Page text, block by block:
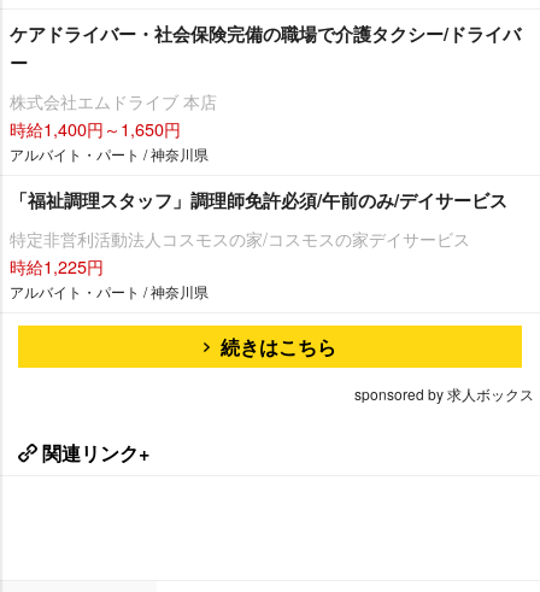
ケアドライバー・社会保険完備の職場で介護タクシー/ドライバ
ー
株式会社エムドライブ 本店
時給1,400円～1,650円
アルバイト・パート / 神奈川県
「福祉調理スタッフ」調理師免許必須/午前のみ/デイサービス
特定非営利活動法人コスモスの家/コスモスの家デイサービス
時給1,225円
アルバイト・パート / 神奈川県
続きはこちら
sponsored by 求人ボックス
関連リンク+